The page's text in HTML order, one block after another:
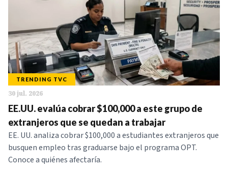
TRENDING TVC
30 jul. 2026
EE.UU. evalúa cobrar $100,000 a este grupo de
extranjeros que se quedan a trabajar
EE. UU. analiza cobrar $100,000 a estudiantes extranjeros que
busquen empleo tras graduarse bajo el programa OPT.
Conoce a quiénes afectaría.